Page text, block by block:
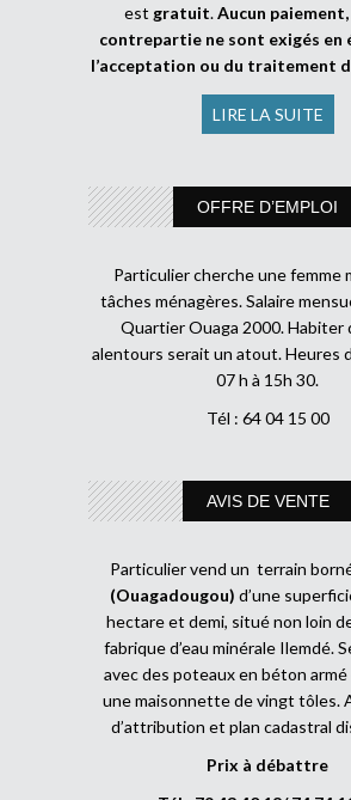
est gratuit.Aucun
contrepartie ne sont exigés en
l’acceptation ou du traitement
LIRE LA SUITE
OFFRE D’EMPLOI
Particulier cherche une femme
tâches ménagères. Salaire
Quartier Ouaga 2000. Habiter
alentours serait un atout. Heures
07 h à 15h 30.
Tél : 64 04 15 00
AVIS DE VENTE
Particulier vend un terrain
(Ouagadougou) d’une
hectare et demi, situé non loin
fabrique d’eau minérale Ilemdé.
avec des poteaux en béton
une maisonnette de vingt tôles.
d’attribution et plan cadastral
Prix à débattre